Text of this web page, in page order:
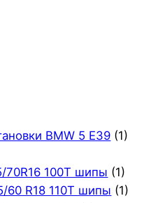
BMW 5 E39 (1)
70R16 100T шипы (1)
60 R18 110T шипы (1)